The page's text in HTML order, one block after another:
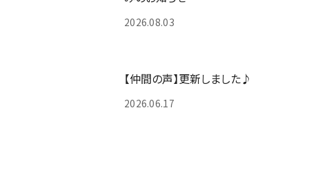
2026.08.03
【仲間の声】更新しました♪
2026.06.17